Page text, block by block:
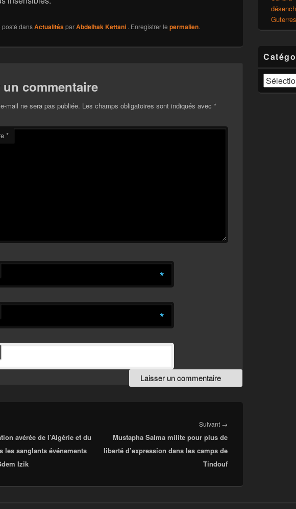
posté dansActualitésparAbdelhak Kettani . Enregistrer le permalien.
un commentaire
mail ne sera pas publiée. Les champs obligatoires sont indiqués avec *
*
*
*
:
avérée de l’Algérie et du
les sanglants événements
Izik
Suivant →
suivant :
Mustapha Salma milite pour plus de
liberté d’expression dans les camps de
Tindouf
Guterres
Catégories